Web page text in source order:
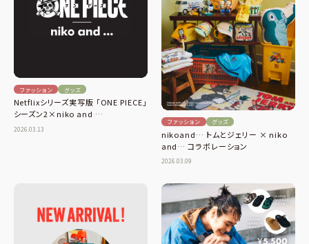
ファッション グッズ
Netflixシリーズ実写版 「ONE PIECE」
シーズン2×niko and …
2026.03.13
ファッション グッズ
nikoand… トムとジェリー × niko
and… コラボレーション
2026.03.09